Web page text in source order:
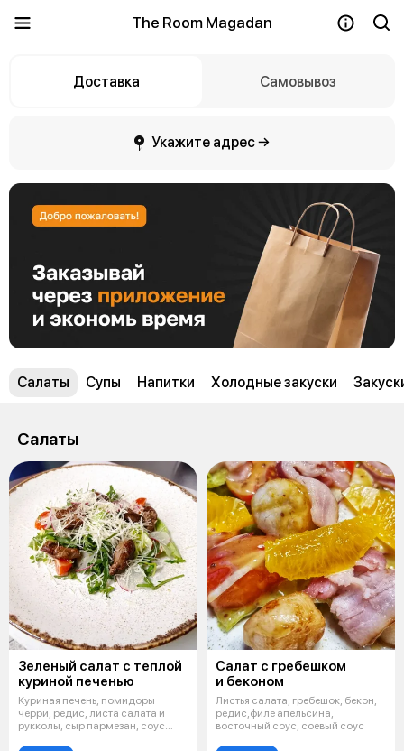
The Room Magadan
Доставка Самовывоз
Укажите адрес →
Салаты Супы Напитки Холодные закуски
Салаты
Зеленый салат с теплой
куриной печенью
Куриная печень, помидоры
черри, редис, листа салата и
рукколы, сыр пармезан, соус
Салат с гребешком
и беконом
Листья салата, гребешок, бекон,
редис,филе апельсина,
восточный соус, соевый соус